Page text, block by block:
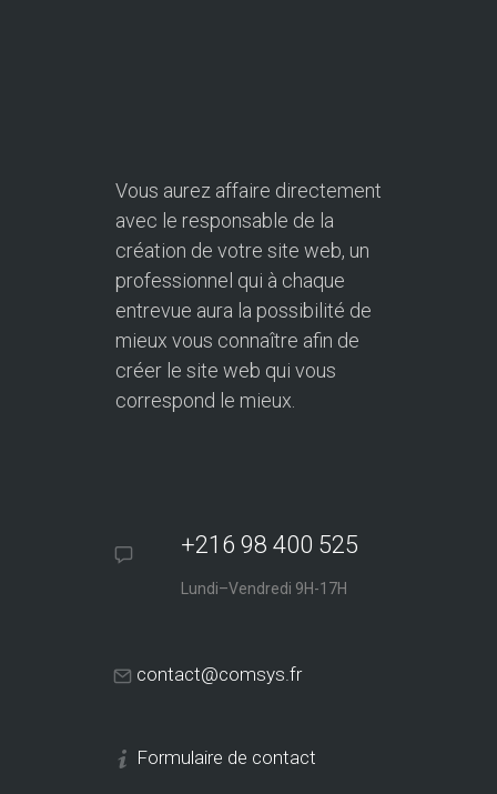
Vous aurez affaire directement
avec le responsable de la
création de votre site web, un
professionnel qui à chaque
entrevue aura la possibilité de
mieux vous connaître afin de
créer le site web qui vous
correspond le mieux.
+216 98 400 525
Lundi–Vendredi 9H-17H
contact@comsys.fr
Formulaire de contact